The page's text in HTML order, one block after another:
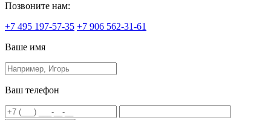
Позвоните нам:
+7 495 197-57-35 +7 906 562-31-61
Ваше имя
Ваш телефон